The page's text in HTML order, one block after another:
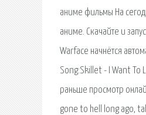
аниме фильмы На
аниме. Скачайте и
Warface начнётся
Song:Skillet - I Want To
раньше просмотр
gone to hell long ago,